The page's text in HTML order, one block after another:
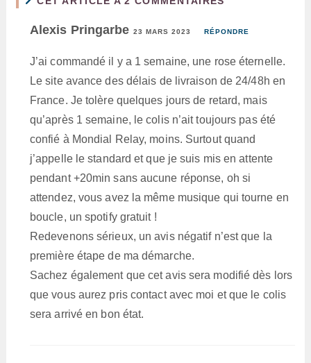
Alexis Pringarbe 23 MARS 2023 RÉPONDRE
J’ai commandé il y a 1 semaine, une rose éternelle.
Le site avance des délais de livraison de 24/48h en
France. Je tolère quelques jours de retard, mais
qu’après 1 semaine, le colis n’ait toujours pas été
confié à Mondial Relay, moins. Surtout quand
j’appelle le standard et que je suis mis en attente
pendant +20min sans aucune réponse, oh si
attendez, vous avez la même musique qui tourne en
boucle, un spotify gratuit !
Redevenons sérieux, un avis négatif n’est que la
première étape de ma démarche.
Sachez également que cet avis sera modifié dès lors
que vous aurez pris contact avec moi et que le colis
sera arrivé en bon état.